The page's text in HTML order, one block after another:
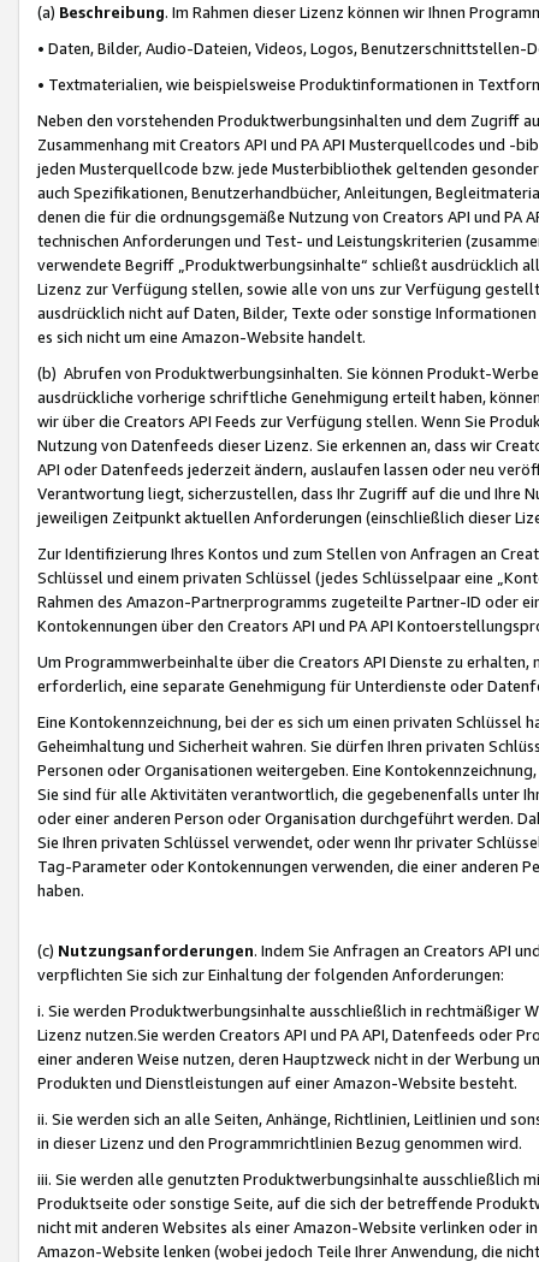
(a) Beschreibung. Im Rahmen dieser Lizenz können wir Ihnen
• Daten, Bilder, Audio-Dateien, Videos, Logos, Benutzerschnittstellen-
• Textmaterialien, wie beispielsweise Produktinformationen in
Neben den vorstehenden Produktwerbungsinhalten und dem Zugriff
Zusammenhang mit Creators API und PA API Musterquellcodes und
jeden Musterquellcode bzw. jede Musterbibliothek geltenden
auch Spezifikationen, Benutzerhandbücher, Anleitungen,
denen die für die ordnungsgemäße Nutzung von Creators API und PA
technischen Anforderungen und Test- und Leistungskriterien
verwendete Begriff „Produktwerbungsinhalte“ schließt ausdrücklich
Lizenz zur Verfügung stellen, sowie alle von uns zur Verfügung
ausdrücklich nicht auf Daten, Bilder, Texte oder sonstige
es sich nicht um eine Amazon-Website handelt.
(b) Abrufen von Produktwerbungsinhalten. Sie können Produkt-
ausdrückliche vorherige schriftliche Genehmigung erteilt haben,
wir über die Creators API Feeds zur Verfügung stellen. Wenn Sie
Nutzung von Datenfeeds dieser Lizenz. Sie erkennen an, dass wir
API oder Datenfeeds jederzeit ändern, auslaufen lassen oder neu
Verantwortung liegt, sicherzustellen, dass Ihr Zugriff auf die und Ihre
jeweiligen Zeitpunkt aktuellen Anforderungen (einschließlich dieser
Zur Identifizierung Ihres Kontos und zum Stellen von Anfragen an
Schlüssel und einem privaten Schlüssel (jedes Schlüsselpaar eine
Rahmen des Amazon-Partnerprogramms zugeteilte Partner-ID oder
Kontokennungen über den Creators API und PA API
Um Programmwerbeinhalte über die Creators API Dienste zu
erforderlich, eine separate Genehmigung für Unterdienste oder
Eine Kontokennzeichnung, bei der es sich um einen privaten
Geheimhaltung und Sicherheit wahren. Sie dürfen Ihren privaten
Personen oder Organisationen weitergeben. Eine
Sie sind für alle Aktivitäten verantwortlich, die gegebenenfalls unter
oder einer anderen Person oder Organisation durchgeführt werden.
Sie Ihren privaten Schlüssel verwendet, oder wenn Ihr privater
Tag-Parameter oder Kontokennungen verwenden, die einer anderen
haben.
(c) Nutzungsanforderungen. Indem Sie Anfragen an Creators API
verpflichten Sie sich zur Einhaltung der folgenden Anforderungen:
i. Sie werden Produktwerbungsinhalte ausschließlich in rechtmäßiger
Lizenz nutzen.Sie werden Creators API und PA API, Datenfeeds oder
einer anderen Weise nutzen, deren Hauptzweck nicht in der Werbung
Produkten und Dienstleistungen auf einer Amazon-Website besteht.
ii. Sie werden sich an alle Seiten, Anhänge, Richtlinien, Leitlinien und
in dieser Lizenz und den Programmrichtlinien Bezug genommen wird.
iii. Sie werden alle genutzten Produktwerbungsinhalte ausschließlich
Produktseite oder sonstige Seite, auf die sich der betreffende
nicht mit anderen Websites als einer Amazon-Website verlinken oder
Amazon-Website lenken (wobei jedoch Teile Ihrer Anwendung, die